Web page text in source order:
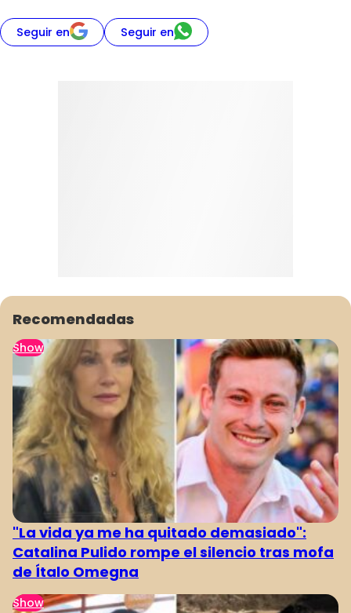
Seguir en Seguir en
Recomendadas
Show
"La vida ya me ha quitado demasiado":
Catalina Pulido rompe el silencio tras mofa
de Ítalo Omegna
Show